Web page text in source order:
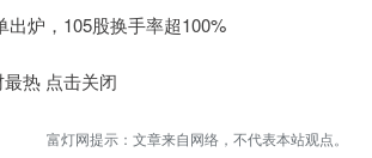
出炉，105股换手率超100%
热 点击关闭
富灯网提示：文章来自网络，不代表本站观点。